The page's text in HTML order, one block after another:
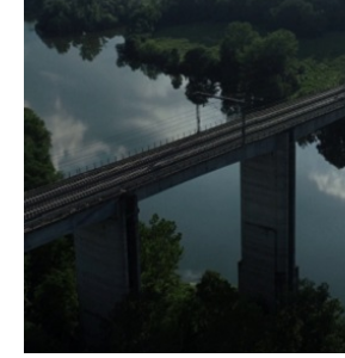
Infrastrutture RFI e
collaborazione con il
delle Infrastrutture e
che “dà voce” a oltre 30
Strategiche in tutto il
L'Italia del futuro è in